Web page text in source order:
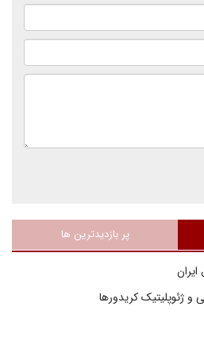
پر بازدیدترین ها
ایران
ژئوپلیتیک کریدورها